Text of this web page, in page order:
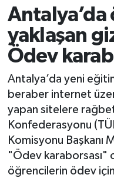
yaklaşan
Ödev
Antalya’da yeni
beraber internet
yapan sitelere
Konfederasyonu
Komisyonu Başkanı
"Ödev karaborsası"
öğrencilerin ödev
Yerel Yönetim
Ekonomi
Spor
Yaşam
Asayiş
Dünya
Trafik Durumu
Süper Lig Puan
Tüm Manşetler
Son Dakika
Haber Arşivi